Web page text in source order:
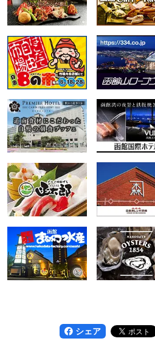
シェア